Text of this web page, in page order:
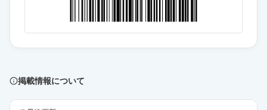
リベルサス錠14mg
薬価 500.70 円
掲載情報について